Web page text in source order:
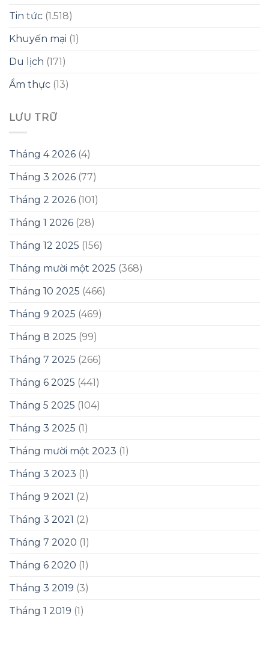
Tin tức (1.518)
Khuyến mại (1)
Du lịch (171)
Ẩm thực (13)
LƯU TRỮ
Tháng 4 2026 (4)
Tháng 3 2026 (77)
Tháng 2 2026 (101)
Tháng 1 2026 (28)
Tháng 12 2025 (156)
Tháng mười một 2025 (368)
Tháng 10 2025 (466)
Tháng 9 2025 (469)
Tháng 8 2025 (99)
Tháng 7 2025 (266)
Tháng 6 2025 (441)
Tháng 5 2025 (104)
Tháng 3 2025 (1)
Tháng mười một 2023 (1)
Tháng 3 2023 (1)
Tháng 9 2021 (2)
Tháng 3 2021 (2)
Tháng 7 2020 (1)
Tháng 6 2020 (1)
Tháng 3 2019 (3)
Tháng 1 2019 (1)